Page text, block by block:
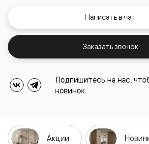
Написать в чат
Заказать звонок
Подпишитесь на нас,
новинок.
Акции